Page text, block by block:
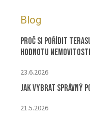
Blog
Proč si pořídit
hodnotu nemovitosti
23.6.2026
Jak vybrat správný
21.5.2026